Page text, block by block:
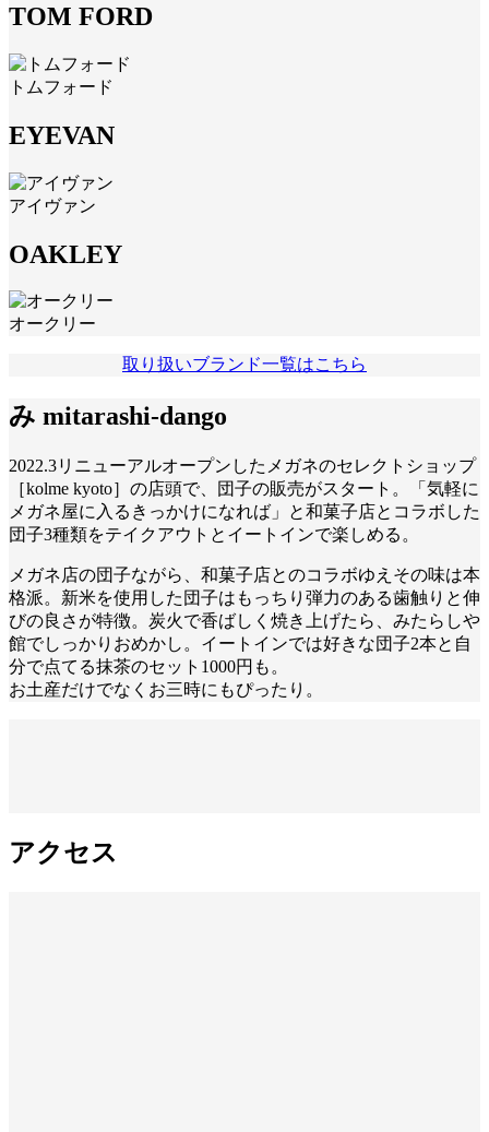
TOM FORD
トムフォード
EYEVAN
アイヴァン
OAKLEY
オークリー
取り扱いブランド一覧はこちら
み mitarashi-dango
2022.3リニューアルオープンしたメガネのセレクトショップ
［kolme kyoto］の店頭で、団子の販売がスタート。「気軽に
メガネ屋に入るきっかけになれば」と和菓子店とコラボした
団子3種類をテイクアウトとイートインで楽しめる。
メガネ店の団子ながら、和菓子店とのコラボゆえその味は本
格派。新米を使用した団子はもっちり弾力のある歯触りと伸
びの良さが特徴。炭火で香ばしく焼き上げたら、みたらしや
館でしっかりおめかし。イートインでは好きな団子2本と自
分で点てる抹茶のセット1000円も。
お土産だけでなくお三時にもぴったり。
アクセス